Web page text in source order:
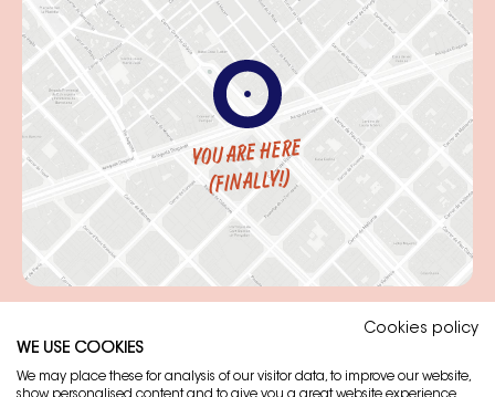
YOU ARE HERE
(FINALLY!)
Avís legal
Cookies policy
WE USE COOKIES
We may place these for analysis of our visitor data, to improve our website,